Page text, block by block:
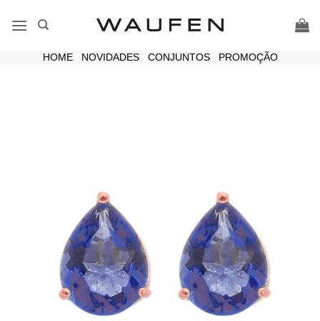
HOME| NOVIDADES| CONJUNTOS| PROMOÇÃO